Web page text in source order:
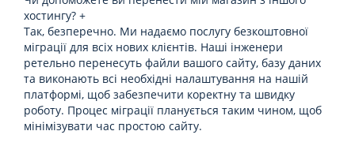
хостингу? +
Так, безперечно. Ми надаємо послугу безкоштовної
міграції для всіх нових клієнтів. Наші інженери
ретельно перенесуть файли вашого сайту, базу даних
та виконають всі необхідні налаштування на нашій
платформі, щоб забезпечити коректну та швидку
роботу. Процес міграції планується таким чином, щоб
мінімізувати час простою сайту.